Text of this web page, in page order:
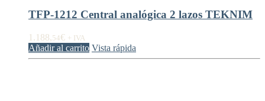
TFP-1212 Central analógica 2 lazos TEKNIM
1.188,54€ + IVA
Añadir al carrito Vista rápida